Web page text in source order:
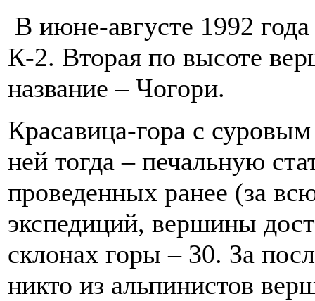
В июне-августе 1992
К-2. Вторая по высоте
название – Чогори.
Красавица-гора с
ней тогда – печальную
проведенных ранее (за
экспедиций, вершины
склонах горы – 30. За
никто из альпинистов